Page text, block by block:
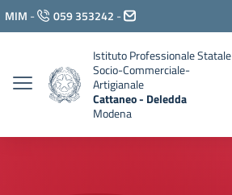
Vai ai contenuti
Vai al menu di navigazione
Vai al footer
MIM - 059 353242 -
Istituto Professionale Statale
Socio-Commerciale-
Artigianale
Cattaneo - Deledda
Modena